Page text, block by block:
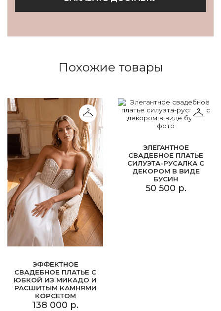
Похожие товары
ЭФФЕКТНОЕ
СВАДЕБНОЕ ПЛАТЬЕ С
ЮБКОЙ ИЗ МИКАДО И
РАСШИТЫМ КАМНЯМИ
КОРСЕТОМ
138 000 р.
ЭЛЕГАНТНОЕ
СВАДЕБНОЕ ПЛАТЬЕ
СИЛУЭТА-РУСАЛКА С
ДЕКОРОМ В ВИДЕ
БУСИН
50 500 р.